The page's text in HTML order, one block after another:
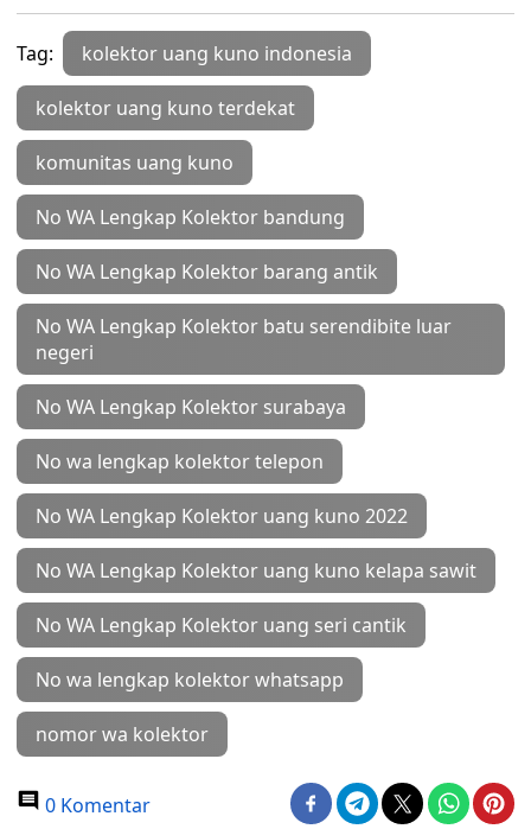
Tag: kolektor uang kuno indonesia
kolektor uang kuno terdekat
komunitas uang kuno
No WA Lengkap Kolektor bandung
No WA Lengkap Kolektor barang antik
No WA Lengkap Kolektor batu serendibite luar
negeri
No WA Lengkap Kolektor surabaya
No wa lengkap kolektor telepon
No WA Lengkap Kolektor uang kuno 2022
No WA Lengkap Kolektor uang kuno kelapa sawit
No WA Lengkap Kolektor uang seri cantik
No wa lengkap kolektor whatsapp
nomor wa kolektor
0 Komentar